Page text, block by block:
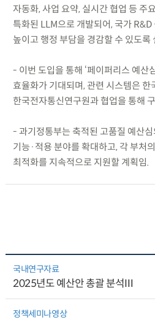
자동화, 사업 요약, 실시간 협업 등 주
특화된 LLM으로 개발되어, 국가
높이고 행정 부담을 경감할 수 있도록
- 이번 도입을 통해 ‘페이퍼리스 예산
효율화가 기대되며, 관련 시스템은
한국전자통신연구원과 협업을 통해
- 과기정통부는 축적된 고품질 예산
기능·적용 분야를 확대하고, 각 부처
최적화를 지속적으로 지원할 계획임.
국내연구자료
2025년도 예산안 총괄 분석Ⅲ
정책세미나영상